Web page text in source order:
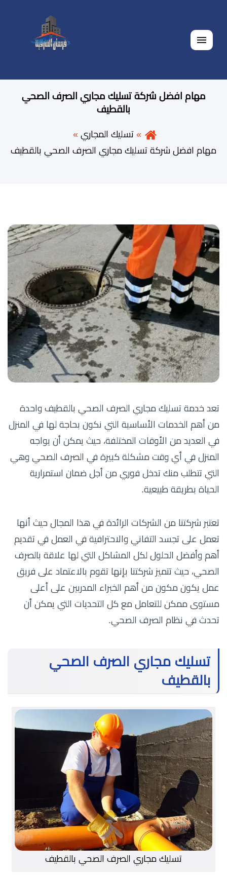
القائمة
مهام افضل شركة تسليك مجاري الصرف الصحي
بالقطيف
تسليك المجاري
مهام افضل شركة تسليك مجاري الصرف الصحي بالقطيف
تعد خدمة تسليك مجاري الصرف الصحي بالقطيف واحدة
من أهم الخدمات الأساسية التي نكون بحاجة لها في المنزل
في العديد من الأوقات المختلفة، حيث يمكن أن يواجه
المنزل في أي وقت مشكلة كبيرة في الصرف الصحي وهي
التي تتطلب منك تدخل فوري من أجل ضمان استمرارية
الحياة بطريقة طبيعية.
تعتبر شركتنا من الشركات الرائدة في هذا المجال حيث أنها
تعمل على تجسد التفاني والاحترافية في العمل في تقديم
أهم وأفضل الحلول لكل المشاكل التي لها علاقة بالصرف
الصحي، حيث تتميز شركتنا بإنها تقوم بالاعتماد على فريق
عمل يكون مكون من أهم الخبراء المدربين على أعلى
مستوى ممكن للتعامل مع كل التحديات التي يمكن أن
تحدث في نظام الصرف الصحي.
تسليك مجاري الصرف الصحي
بالقطيف
تسليك مجاري الصرف الصحي بالقطيف